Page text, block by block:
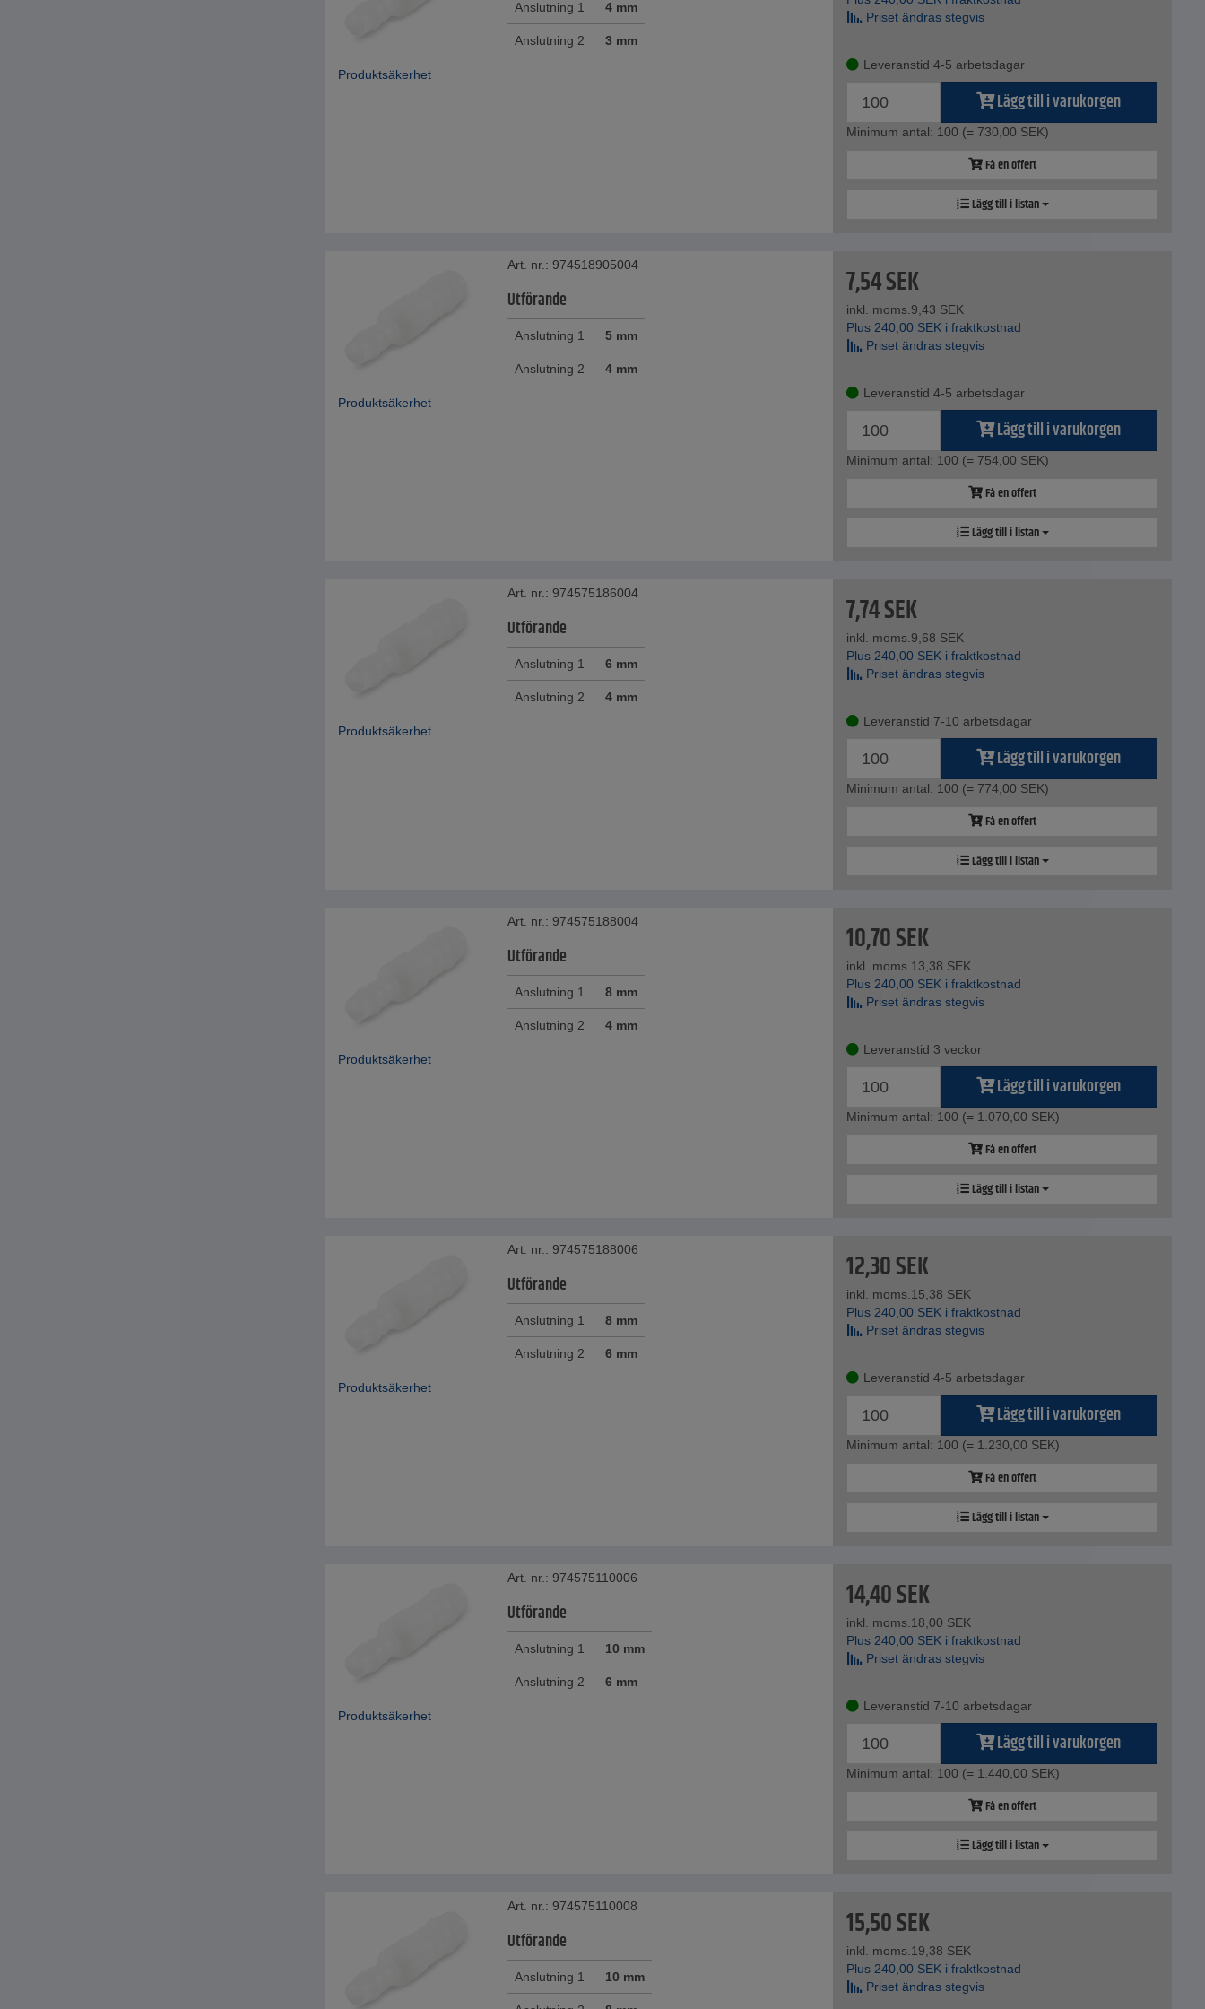
Anslutning 1 4 mm
Anslutning 2 3 mm
Produktsäkerhet
Priset ändras stegvis
Leveranstid 4-5 arbetsdagar
Lägg till i varukorgen
Minimum antal: 100 (= 730,00 SEK)
Få en offert
Lägg till i listan
Art. nr.: 974518905004
Utförande
Anslutning 1 5 mm
Anslutning 2 4 mm
Produktsäkerhet
7,54SEK
inkl. moms.9,43 SEK
Plus 240,00 SEK i fraktkostnad
Priset ändras stegvis
Leveranstid 4-5 arbetsdagar
Lägg till i varukorgen
Minimum antal: 100 (= 754,00 SEK)
Få en offert
Lägg till i listan
Art. nr.: 974575186004
Utförande
Anslutning 1 6 mm
Anslutning 2 4 mm
Produktsäkerhet
7,74SEK
inkl. moms.9,68 SEK
Plus 240,00 SEK i fraktkostnad
Priset ändras stegvis
Leveranstid 7-10 arbetsdagar
Lägg till i varukorgen
Minimum antal: 100 (= 774,00 SEK)
Få en offert
Lägg till i listan
Art. nr.: 974575188004
Utförande
Anslutning 1 8 mm
Anslutning 2 4 mm
Produktsäkerhet
10,70SEK
inkl. moms.13,38 SEK
Plus 240,00 SEK i fraktkostnad
Priset ändras stegvis
Leveranstid 3 veckor
Lägg till i varukorgen
Minimum antal: 100 (= 1.070,00 SEK)
Få en offert
Lägg till i listan
Art. nr.: 974575188006
Utförande
Anslutning 1 8 mm
Anslutning 2 6 mm
Produktsäkerhet
12,30SEK
inkl. moms.15,38 SEK
Plus 240,00 SEK i fraktkostnad
Priset ändras stegvis
Leveranstid 4-5 arbetsdagar
Lägg till i varukorgen
Minimum antal: 100 (= 1.230,00 SEK)
Få en offert
Lägg till i listan
Art. nr.: 974575110006
Utförande
Anslutning 1 10 mm
Anslutning 2 6 mm
Produktsäkerhet
14,40SEK
inkl. moms.18,00 SEK
Plus 240,00 SEK i fraktkostnad
Priset ändras stegvis
Leveranstid 7-10 arbetsdagar
Lägg till i varukorgen
Minimum antal: 100 (= 1.440,00 SEK)
Få en offert
Lägg till i listan
Art. nr.: 974575110008
Utförande
Anslutning 1 10 mm
15,50SEK
inkl. moms.19,38 SEK
Plus 240,00 SEK i fraktkostnad
Priset ändras stegvis